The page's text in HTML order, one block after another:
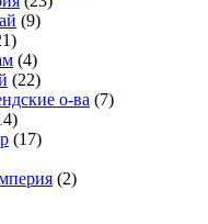
(9)
(4)
(22)
о-ва (7)
(17)
(2)